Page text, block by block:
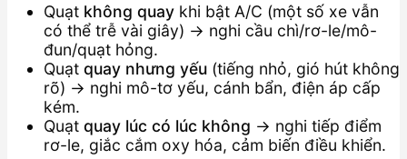
Quạt không quay khi bật A/C (một số xe vẫn
có thể trễ vài giây) → nghi cầu chì/rơ-le/mô-
đun/quạt hỏng.
Quạt quay nhưng yếu (tiếng nhỏ, gió hút không
rõ) → nghi mô-tơ yếu, cánh bẩn, điện áp cấp
kém.
Quạt quay lúc có lúc không → nghi tiếp điểm
rơ-le, giắc cắm oxy hóa, cảm biến điều khiển.